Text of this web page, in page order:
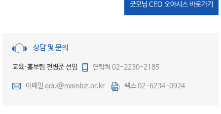
굿모닝 CEO 오아시스 바로가기
상담 및 문의
교육·홍보팀 전병준 선임 연락처 02-2230-2185
이메일 edu@mainbiz.or.kr 팩스 02-6234-0924